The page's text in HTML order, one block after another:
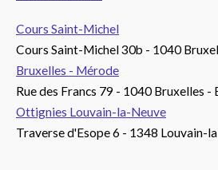
Cours Saint-Michel
Cours Saint-Michel 30b - 1040
Bruxelles - Mérode
Rue des Francs 79 - 1040 Bruxelles -
Ottignies Louvain-la-Neuve
Traverse d'Esope 6 - 1348 Louvain-